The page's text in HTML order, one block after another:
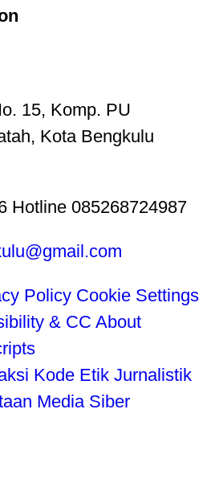
15, Komp. PU
Kota Bengkulu
Hotline 085268724987
Policy Cookie Settings
& CC About
Kode Etik Jurnalistik
Media Siber